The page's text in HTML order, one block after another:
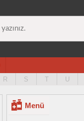
R S T U
Menü